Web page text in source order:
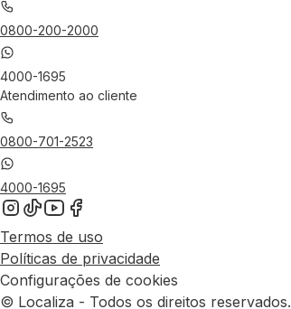
0800-200-2000
4000-1695
Atendimento ao cliente
0800-701-2523
4000-1695
Termos de uso
Políticas de privacidade
Configurações de cookies
© Localiza - Todos os direitos reservados.